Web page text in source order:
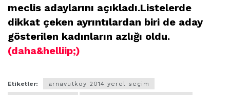
meclis adaylarını açıkladı.Listelerde
dikkat çeken ayrıntılardan biri de aday
gösterilen kadınların azlığı oldu.
(daha&helliip;)
Etiketler:
arnavutköy 2014 yerel seçim